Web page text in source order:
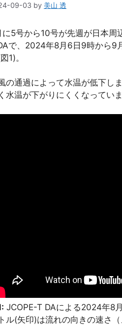
09-03 by 美山 透
に5号から10号が先週が日本周
で、2024年8月6日9時から9
1)。
の通過によって水温が低下し
水温が下がりにくくなっていま
JCOPE-T DAによる2024年8
ル(矢印)は流れの向きの速さ